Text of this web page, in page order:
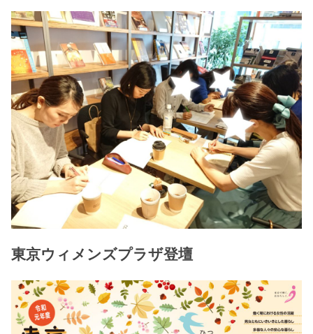
東京ウィメンズプラザ登壇